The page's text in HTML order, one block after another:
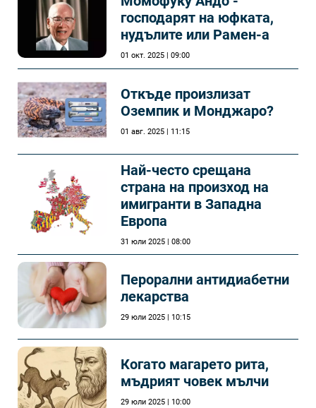
господарят на юфката,
нудълите или Рамен-а
01 окт. 2025 | 09:00
Откъде произлизат
Оземпик и Монджаро?
01 авг. 2025 | 11:15
Най-често срещана
страна на произход на
имигранти в Западна
Европа
31 юли 2025 | 08:00
Перорални антидиабетни
лекарства
29 юли 2025 | 10:15
Когато магарето рита,
мъдрият човек мълчи
29 юли 2025 | 10:00